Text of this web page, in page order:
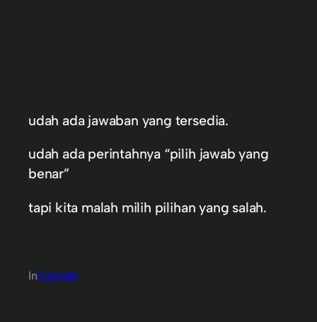
udah ada jawaban yang tersedia.
udah ada perintahnya “pilih jawab yang
benar”
tapi kita malah milih pilihan yang salah.
InCeloteh